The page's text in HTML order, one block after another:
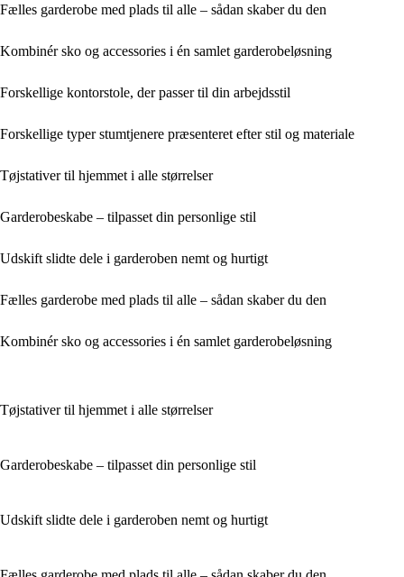
Fælles garderobe med plads til alle – sådan skaber du den
Kombinér sko og accessories i én samlet garderobeløsning
Forskellige kontorstole, der passer til din arbejdsstil
Forskellige typer stumtjenere præsenteret efter stil og materiale
Tøjstativer til hjemmet i alle størrelser
Garderobeskabe – tilpasset din personlige stil
Udskift slidte dele i garderoben nemt og hurtigt
Fælles garderobe med plads til alle – sådan skaber du den
Kombinér sko og accessories i én samlet garderobeløsning
Tøjstativer til hjemmet i alle størrelser
Garderobeskabe – tilpasset din personlige stil
Udskift slidte dele i garderoben nemt og hurtigt